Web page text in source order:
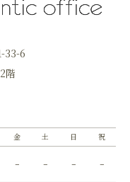
33-6
階
金 土 日 祝
− − − −